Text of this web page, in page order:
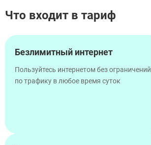
Что входит в тариф
Безлимитный интернет
Пользуйтесь интернетом без ограничений
по трафику в любое время суток